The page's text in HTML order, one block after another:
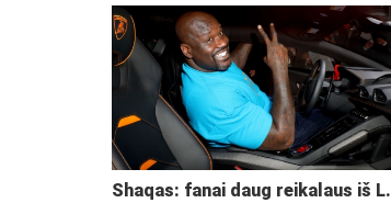
Shaqas: fanai daug reikalaus iš L.